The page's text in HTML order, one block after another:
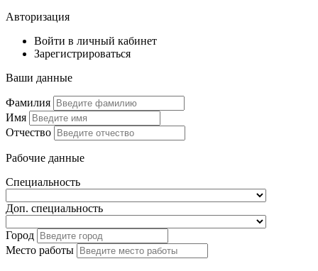
Авторизация
Войти в личный кабинет
Зарегистрироваться
Ваши данные
Фамилия
Имя
Отчество
Рабочие данные
Специальность
Доп. специальность
Город
Место работы